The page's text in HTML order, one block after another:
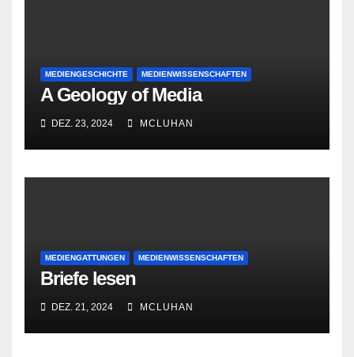
MEDIENGESCHICHTE MEDIENWISSENSCHAFTEN
A Geology of Media
DEZ. 23, 2024 MCLUHAN
MEDIENGATTUNGEN MEDIENWISSENSCHAFTEN
Briefe lesen
DEZ. 21, 2024 MCLUHAN